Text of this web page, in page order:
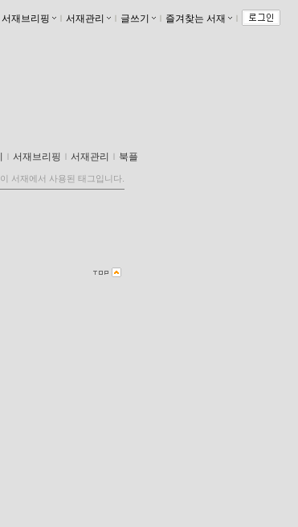
서재브리핑 ｌ 서재관리 ｌ 글쓰기 ｌ 즐겨찾는 서재 ｌ
서재브리핑 서재관리 북플
이 서재에서 사용된 태그입니다.